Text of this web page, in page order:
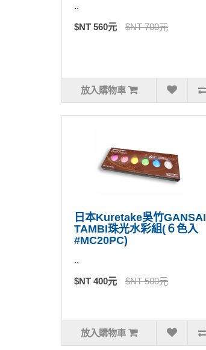
..
$NT 560元 $NT 700元
放入購物車
日本Kuretake吳竹GANSAI
TAMBI珠光水彩組(６色入
#MC20PC)
..
$NT 400元 $NT 500元
放入購物車